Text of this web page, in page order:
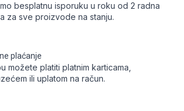
besplatnu isporuku u roku od 2 radna
za sve proizvode na stanju.
plaćanje
možete platiti platnim karticama,
ili uplatom na račun.